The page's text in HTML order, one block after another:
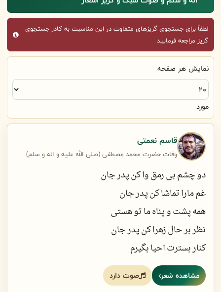
لطفاً برای جستجوی گریزهای متفاوت در این مناسبت به کادر جستجوی
گریز مراجعه فرمایید
نمایش هر صفحه
مورد
قاسم نعمتی
وفات حضرت محمد مصطفی (صلی الله علیه و اله و سلم)
دو چشم بی رمق وا کن پدر جان
غم مارا تماشا کن پدر جان
همه پشت و پناه ما تو هستی
نظر بر حال زهرا کن پدر جان
کنار بسترت احیا بگیرم
میان وادی غمها بمیر
پدر جان تو دعایت مستجاب است
مشاهده شعر صوت دارد